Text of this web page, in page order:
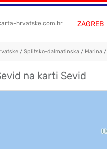
hrvatske.com.hr ZAGREB
/ Splitsko-dalmatinska / Marina /
na karti Sevid